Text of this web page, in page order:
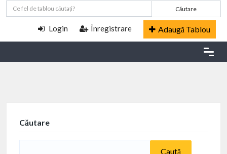
Căutare
Login Înregistrare Adaugă Tablou
Căutare